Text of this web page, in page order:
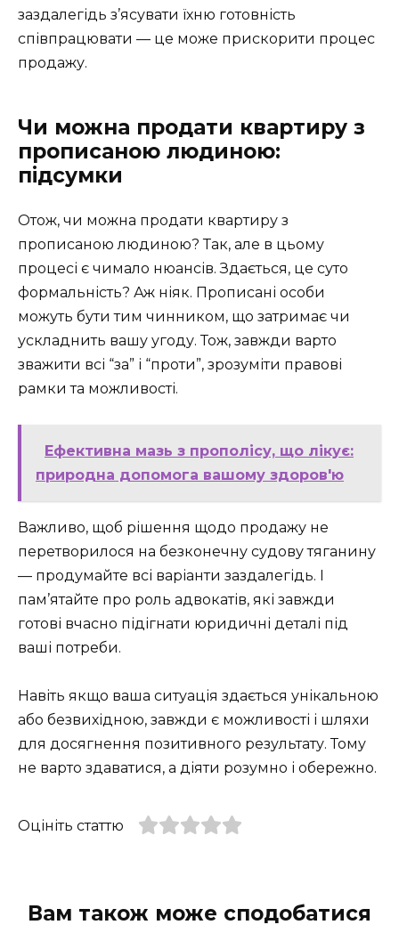
заздалегідь з’ясувати їхню готовність
співпрацювати — це може прискорити процес
продажу.
Чи можна продати квартиру з
прописаною людиною:
підсумки
Отож, чи можна продати квартиру з
прописаною людиною? Так, але в цьому
процесі є чимало нюансів. Здається, це суто
формальність? Аж ніяк. Прописані особи
можуть бути тим чинником, що затримає чи
ускладнить вашу угоду. Тож, завжди варто
зважити всі “за” і “проти”, зрозуміти правові
рамки та можливості.
Ефективна мазь з прополісу, що лікує:
природна допомога вашому здоров'ю
Важливо, щоб рішення щодо продажу не
перетворилося на безконечну судову тяганину
— продумайте всі варіанти заздалегідь. І
пам’ятайте про роль адвокатів, які завжди
готові вчасно підігнати юридичні деталі під
ваші потреби.
Навіть якщо ваша ситуація здається унікальною
або безвихідною, завжди є можливості і шляхи
для досягнення позитивного результату. Тому
не варто здаватися, а діяти розумно і обережно.
Оцініть статтю
Вам також може сподобатися